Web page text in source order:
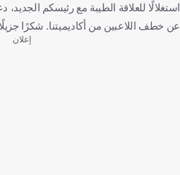
استغلالًا للعلاقة الطيبة مع رئيسكم
عن خطف اللاعبين من أكاديميتنا. شكرًا
إعلان